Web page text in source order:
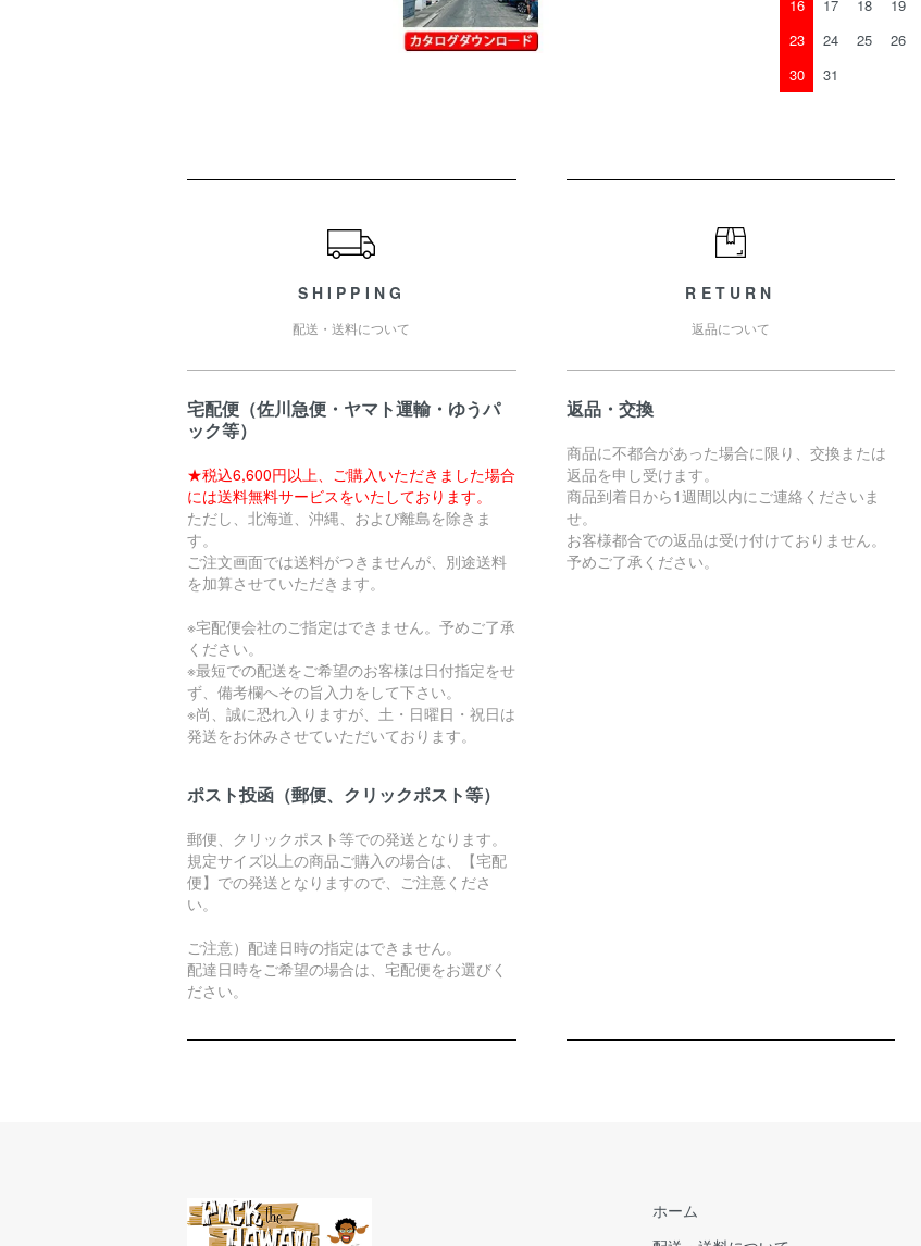
16
17 18 19
23
24 25 26
30
31
SHIPPING
配送・送料について
宅配便（佐川急便・ヤマト運輸・ゆうパ
ック等）
★税込6,600円以上、ご購入いただきました場合
には送料無料サービスをいたしております。
ただし、北海道、沖縄、および離島を除きま
す。
ご注文画面では送料がつきませんが、別途送料
を加算させていただきます。
※宅配便会社のご指定はできません。予めご了承
ください。
※最短での配送をご希望のお客様は日付指定をせ
ず、備考欄へその旨入力をして下さい。
※尚、誠に恐れ入りますが、土・日曜日・祝日は
発送をお休みさせていただいております。
ポスト投函（郵便、クリックポスト等）
郵便、クリックポスト等での発送となります。
規定サイズ以上の商品ご購入の場合は、【宅配
便】での発送となりますので、ご注意くださ
い。
ご注意）配達日時の指定はできません。
配達日時をご希望の場合は、宅配便をお選びく
ださい。
RETURN
返品について
返品・交換
商品に不都合があった場合に限り、交換または
返品を申し受けます。
商品到着日から1週間以内にご連絡くださいま
せ。
お客様都合での返品は受け付けておりません。
予めご了承ください。
ホーム